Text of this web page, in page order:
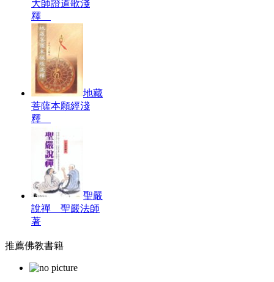
大師證道歌淺
釋
地藏
菩薩本願經淺
釋
聖嚴
說禪 聖嚴法師
著
推薦佛教書籍